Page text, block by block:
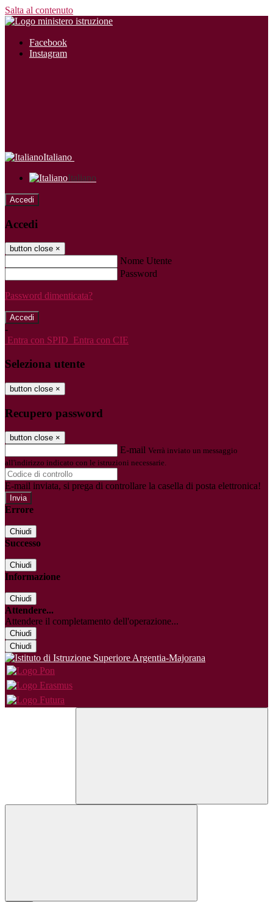
Salta al contenuto
Facebook
Instagram
Italiano
Italiano
Accedi
Accedi
button close ×
Nome Utente
Password
Password dimenticata?
-
Entra con SPID Entra con CIE
Seleziona utente
button close ×
Recupero password
button close ×
E-mail Verrà inviato un messaggio
all'indirizzo indicato con le istruzioni necessarie.
E-mail inviata, si prega di controllare la casella di posta elettronica!
Errore
Chiudi
Successo
Chiudi
Informazione
Chiudi
Attendere...
Attendere il completamento dell'operazione...
Chiudi
Chiudi